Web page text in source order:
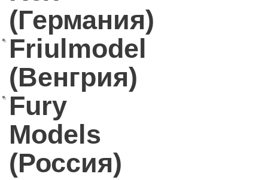
(Германия)
Friulmodel
(Венгрия)
Fury
Models
(Россия)